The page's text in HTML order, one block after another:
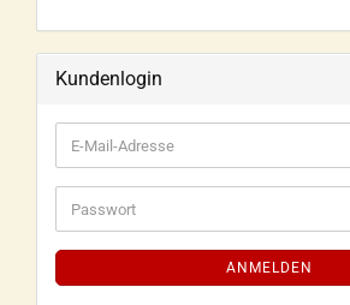
Kundenlogin
ANMELDEN